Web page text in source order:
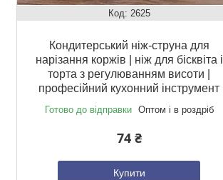
2625
Кондитерський ніж-струна для
нарізання коржів | ніж для бісквіта і
торта з регулюванням висоти |
професійний кухонний інструмент
Готово до відправки Оптом і в роздріб
74 ₴
Купити